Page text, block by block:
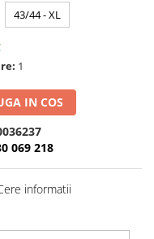
43/44 - XL
1
IN COS
069 218
informatii